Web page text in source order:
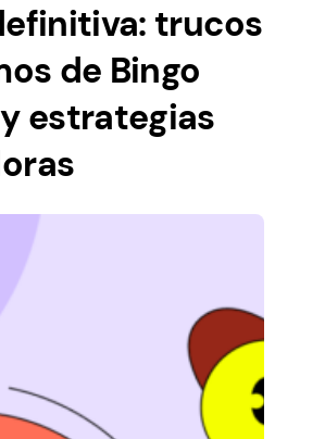
trucos
de Bingo
estrategias